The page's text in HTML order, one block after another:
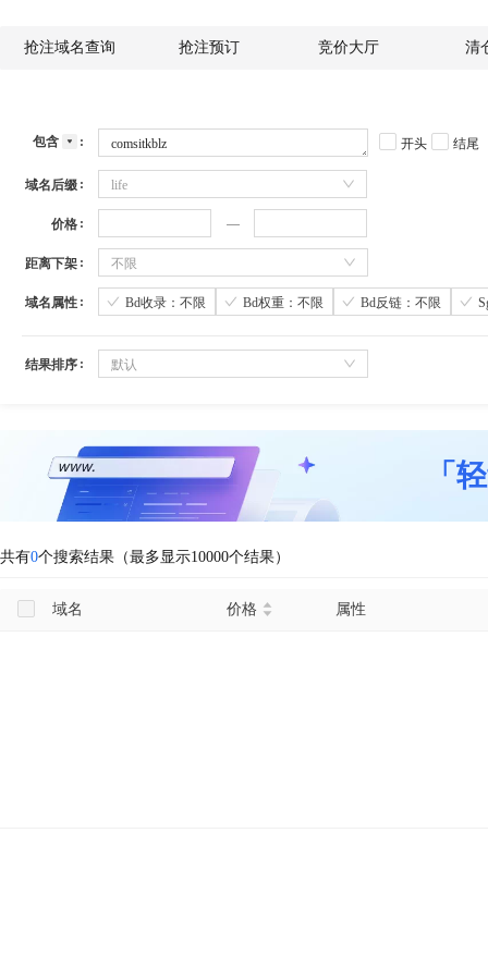
抢注域名查询 抢注预订 竞价大厅 清
包含 开头 结尾
域名后缀 life
价格
距离下架 不限
域名属性 Bd收录：不限 Bd权重：不限 Bd反链：不限
结果排序 默认
「
共有0个搜索结果（最多显示10000个结果）
域名 价格 属性